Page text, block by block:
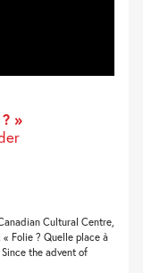
»
Cultural Centre,
Folie ? Quelle place à
the advent of